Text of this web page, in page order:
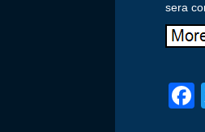
sera